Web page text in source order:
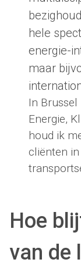
hele
energie-
maar
In
Energie,
houd ik
cliënten
Hoe
van de